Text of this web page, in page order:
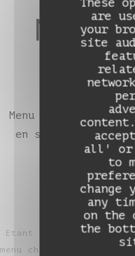
These
are
your
site
all' or
to
change
any
on the
the
Menu
Menu entrée, plat
en semaine
Etant tributaire des
menu change toutes les